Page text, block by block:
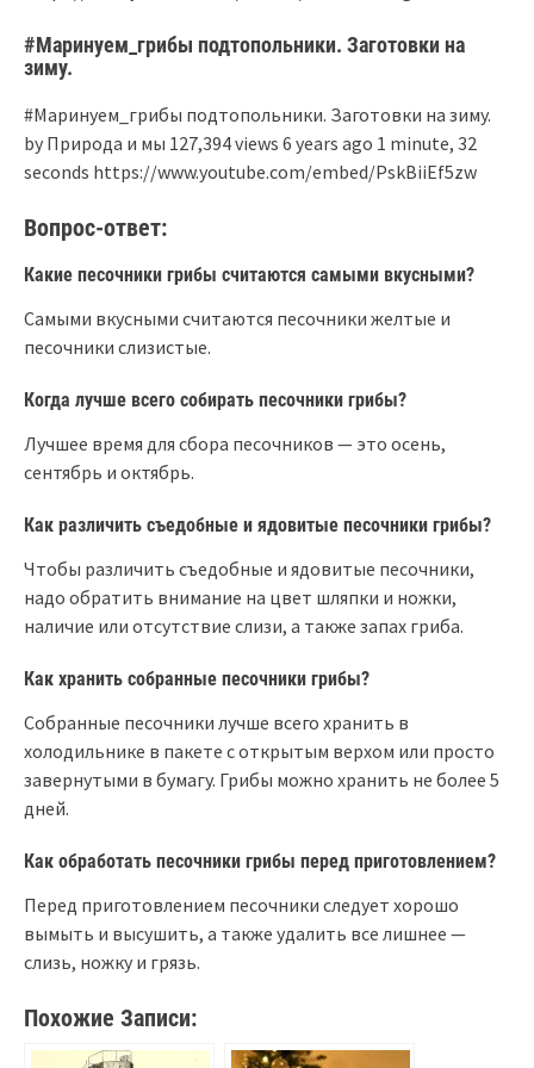
#Маринуем_грибы подтопольники. Заготовки на
зиму.
#Маринуем_грибы подтопольники. Заготовки на зиму.
by Природа и мы 127,394 views 6 years ago 1 minute, 32
seconds https://www.youtube.com/embed/PskBiiEf5zw
Вопрос-ответ:
Какие песочники грибы считаются самыми вкусными?
Самыми вкусными считаются песочники желтые и
песочники слизистые.
Когда лучше всего собирать песочники грибы?
Лучшее время для сбора песочников — это осень,
сентябрь и октябрь.
Как различить съедобные и ядовитые песочники грибы?
Чтобы различить съедобные и ядовитые песочники,
надо обратить внимание на цвет шляпки и ножки,
наличие или отсутствие слизи, а также запах гриба.
Как хранить собранные песочники грибы?
Собранные песочники лучше всего хранить в
холодильнике в пакете с открытым верхом или просто
завернутыми в бумагу. Грибы можно хранить не более 5
дней.
Как обработать песочники грибы перед приготовлением?
Перед приготовлением песочники следует хорошо
вымыть и высушить, а также удалить все лишнее —
слизь, ножку и грязь.
Похожие Записи: